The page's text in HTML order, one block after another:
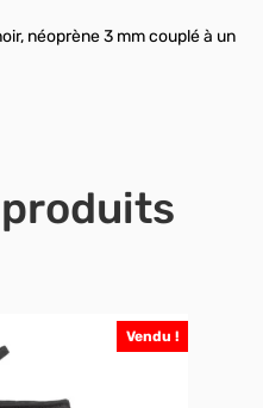
néoprène 3 mm couplé à un
produits
Vendu !